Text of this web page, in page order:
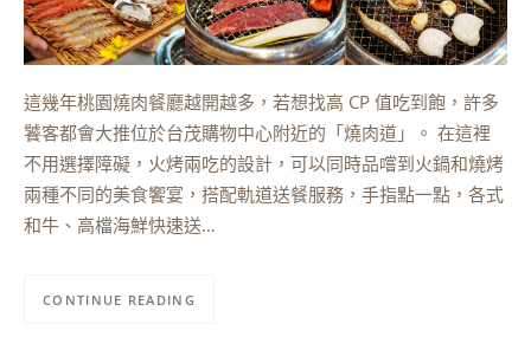
這幾年桃園燒肉餐廳越開越多，若想找高 CP 值吃到飽，許多
饕客都會大推位於台茂購物中心附近的「燒肉道」。 在這裡
不用選擇障礙，火烤兩吃的設計，可以同時品嚐到火鍋和燒烤
兩種不同的美食饗宴，搭配軌道送餐服務，手指點一點，各式
和牛、高檔海鮮快速送…
CONTINUE READING